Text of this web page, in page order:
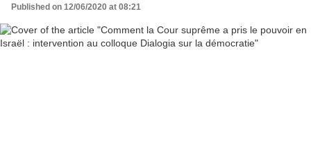
Published on 12/06/2020 at 08:21